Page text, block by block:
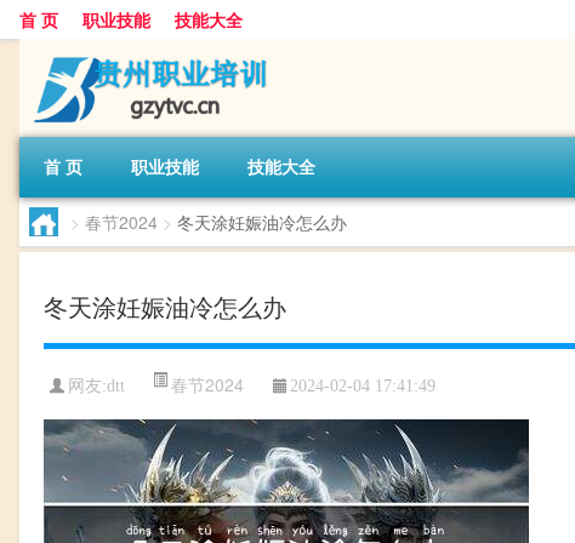
首 页 职业技能 技能大全
首 页 职业技能 技能大全
> 春节2024 > 冬天涂妊娠油冷怎么办
冬天涂妊娠油冷怎么办
网友:dtt 春节2024 2024-02-04 17:41:49